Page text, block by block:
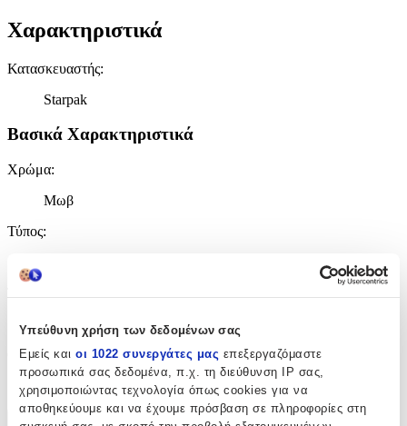
Υπεύθυνη χρήση των δεδομένων σας
Εμείς και οι 1022 συνεργάτες μας επεξεργαζόμαστε
προσωπικά σας δεδομένα, π.χ. τη διεύθυνση IP σας,
χρησιμοποιώντας τεχνολογία όπως cookies για να
αποθηκεύουμε και να έχουμε πρόσβαση σε πληροφορίες στη
Χαρακτηριστικά
Κατασκευαστής:
Starpak
Βασικά Χαρακτηριστικά
Χρώμα:
Μωβ
Τύπος:
Γυμνασίου - Λυκείου
Θήκη για Παγούρι:
Ναι